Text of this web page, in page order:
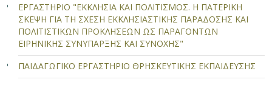
ΕΡΓΑΣΤΗΡΙΟ "ΕΚΚΛΗΣΙΑ ΚΑΙ ΠΟΛΙΤΙΣΜΟΣ. Η ΠΑΤΕΡΙΚΗ
ΣΚΕΨΗ ΓΙΑ ΤΗ ΣΧΕΣΗ ΕΚΚΛΗΣΙΑΣΤΙΚΗΣ ΠΑΡΑΔΟΣΗΣ ΚΑΙ
ΠΟΛΙΤΙΣΤΙΚΩΝ ΠΡΟΚΛΗΣΕΩΝ ΩΣ ΠΑΡΑΓΟΝΤΩΝ
ΕΙΡΗΝΙΚΗΣ ΣΥΝΥΠΑΡΞΗΣ ΚΑΙ ΣΥΝΟΧΗΣ"
ΠΑΙΔΑΓΩΓΙΚΟ ΕΡΓΑΣΤΗΡΙΟ ΘΡΗΣΚΕΥΤΙΚΗΣ ΕΚΠΑΙΔΕΥΣΗΣ